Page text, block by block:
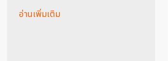
อ่านเพิ่มเติม